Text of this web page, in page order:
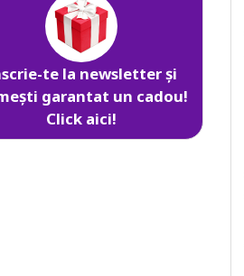
te la newsletter și
garantat un cadou!
Click aici!